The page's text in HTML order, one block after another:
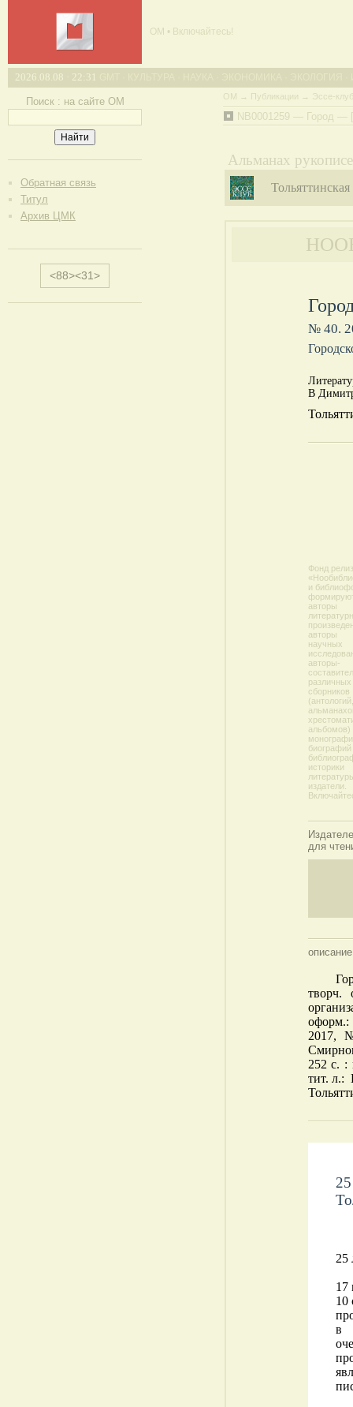
ОМ • Включайтесь!
2026.08.08 · 22:31
Поиск : на сайте ОМ
Обратная связь
Титул
Архив ЦМК
<88><31>
ОМ → Публикации → Эссе-
NB0001259 — Город
Альманах
№ 40.
В
Фонд
и
авторы
авторы
научных
авторы-
различных
сборников
(антологий,
альбомов)
биографий
историки
издатели.
для
творч.
2017,
252 с.
тит. л.:
25.
17.
10.
в